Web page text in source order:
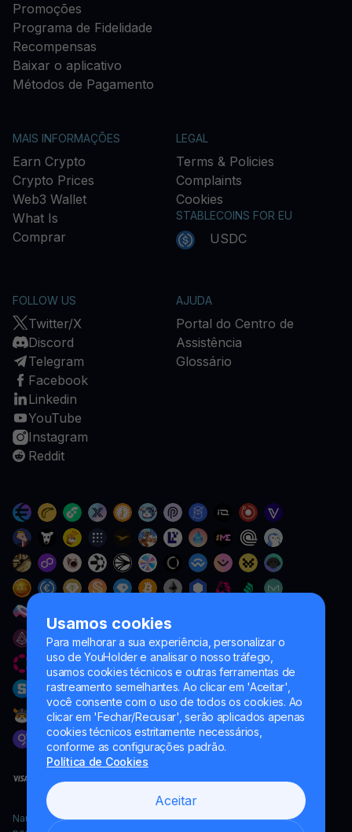
Usamos cookies
Para melhorar a sua experiência, personalizar o
uso de YouHolder e analisar o nosso tráfego,
usamos cookies técnicos e outras ferramentas de
rastreamento semelhantes. Ao clicar em 'Aceitar',
você consente com o uso de todos os cookies. Ao
clicar em 'Fechar/Recusar', serão aplicados apenas
cookies técnicos estritamente necessários,
conforme as configurações padrão.
Política de Cookies
Aceitar
Promoções
Programa de Fidelidade
Recompensas
Baixar o aplicativo
Métodos de Pagamento
MAIS INFORMAÇÕES
Earn Crypto
Crypto Prices
Web3 Wallet
What Is
Comprar
LEGAL
Terms & Policies
Complaints
Cookies
STABLECOINS FOR EU
USDC
FOLLOW US
Twitter/X
Discord
Telegram
Facebook
Linkedin
YouTube
Instagram
Reddit
AJUDA
Portal do Centro de
Assistência
Glossário
Naumard LTD. – apenas para fins de desenvolvimento de TI,